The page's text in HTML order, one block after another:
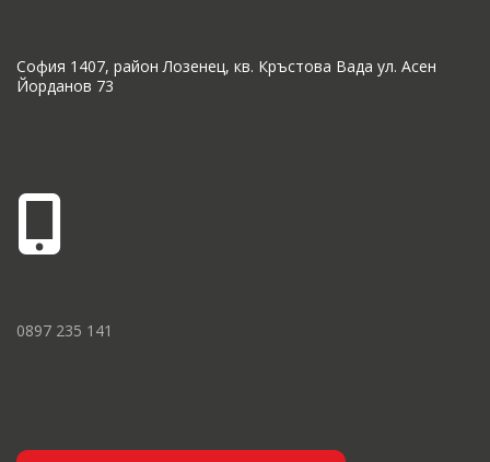
София 1407, район Лозенец, кв. Кръстова Вада ул. Асен
Йорданов 73
0897 235 141